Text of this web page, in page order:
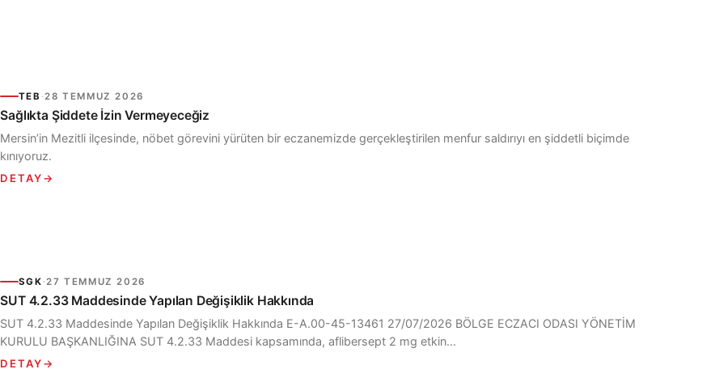
TEB ·28 TEMMUZ 2026
Sağlıkta Şiddete İzin Vermeyeceğiz
Mersin’in Mezitli ilçesinde, nöbet görevini yürüten bir eczanemizde gerçekleştirilen menfur saldırıyı en şiddetli biçimde
kınıyoruz.
DETAY→
SGK ·27 TEMMUZ 2026
SUT 4.2.33 Maddesinde Yapılan Değişiklik Hakkında
SUT 4.2.33 Maddesinde Yapılan Değişiklik Hakkında E-A.00-45-13461 27/07/2026 BÖLGE ECZACI ODASI YÖNETİM
KURULU BAŞKANLIĞINA SUT 4.2.33 Maddesi kapsamında, aflibersept 2 mg etkin...
DETAY→